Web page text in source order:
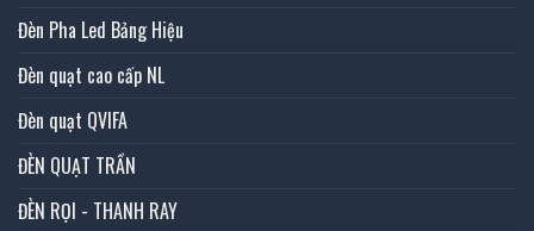
Đèn Pha Led Bảng Hiệu
Đèn quạt cao cấp NL
Đèn quạt QVIFA
ĐÈN QUẠT TRẦN
ĐÈN RỌI - THANH RAY